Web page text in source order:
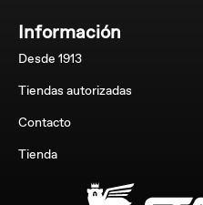
Información
Desde 1913
Tiendas autorizadas
Contacto
Tienda